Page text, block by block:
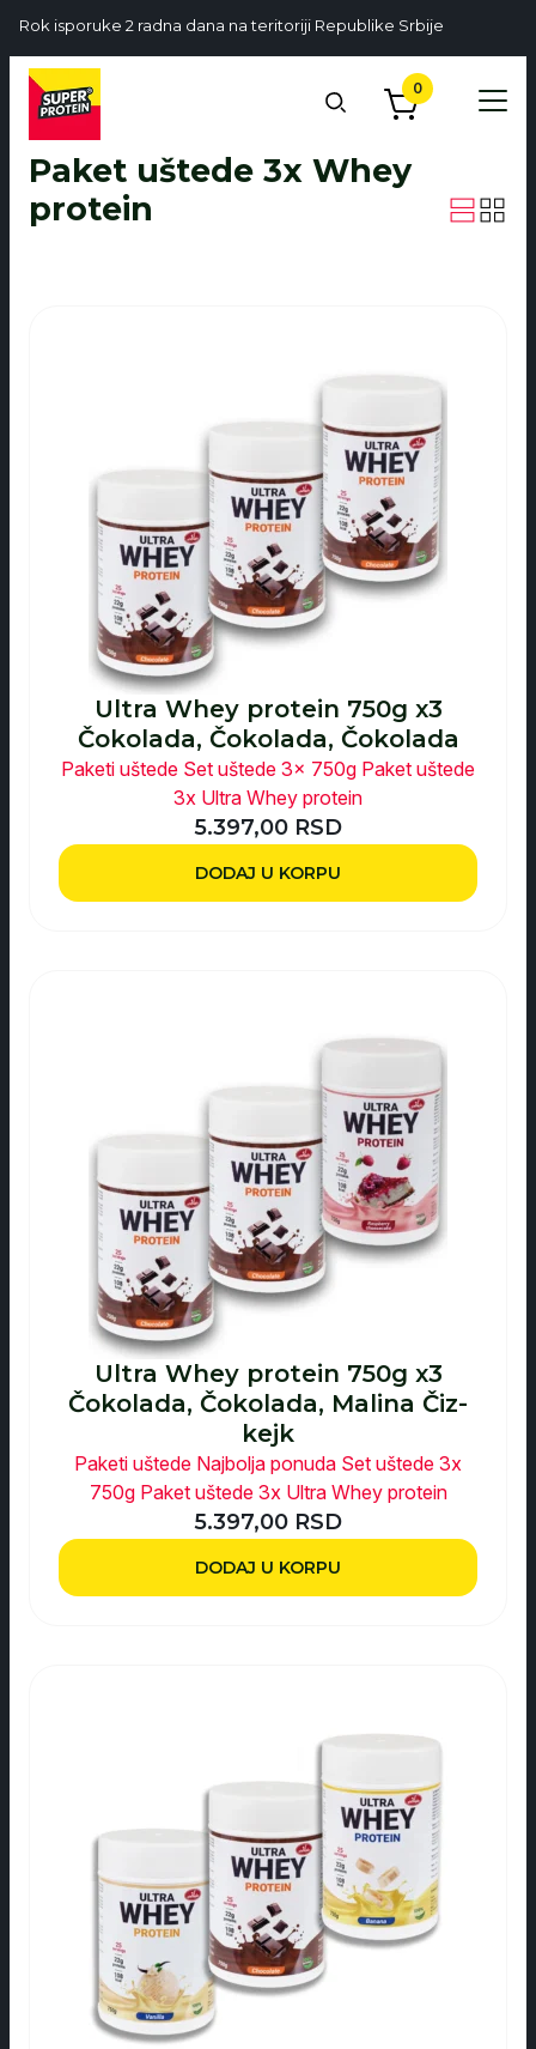
Rok isporuke 2 radna dana na teritoriji Republike Srbije
0
Paket uštede 3x Whey
protein
Ultra Whey protein 750g x3
Čokolada, Čokolada, Čokolada
Paketi uštede Set uštede 3x 750g Paket uštede
3x Ultra Whey protein
5.397,00 RSD
DODAJ U KORPU
Ultra Whey protein 750g x3
Čokolada, Čokolada, Malina Čiz-
kejk
Paketi uštede Najbolja ponuda Set uštede 3x
750g Paket uštede 3x Ultra Whey protein
5.397,00 RSD
DODAJ U KORPU